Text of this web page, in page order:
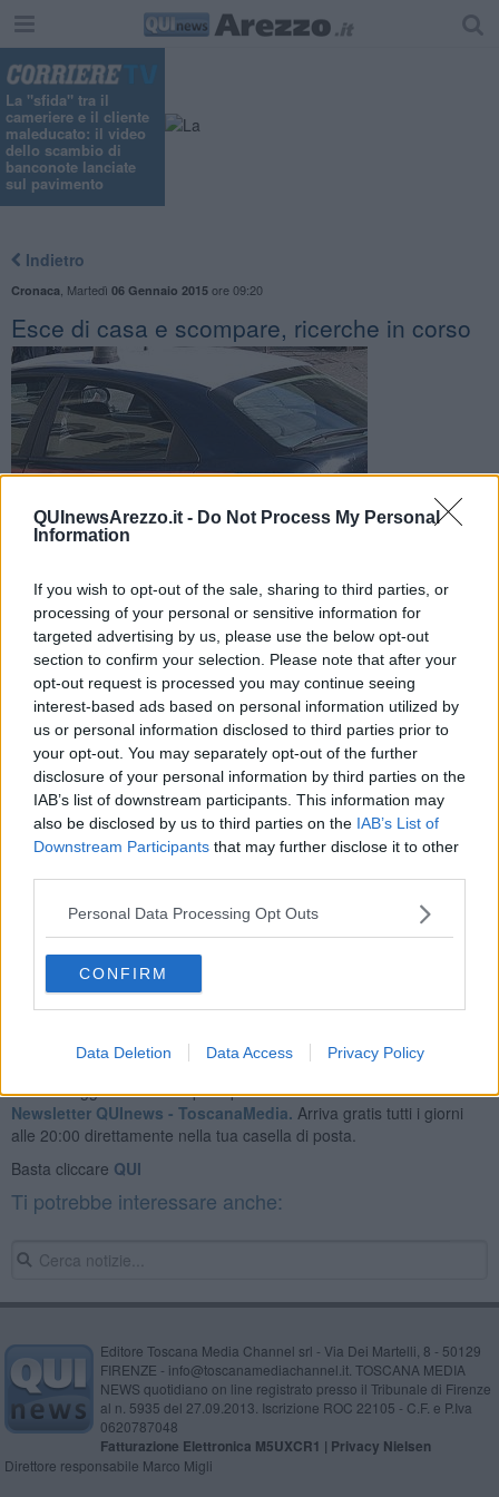
QUInewsArezzo.it - Do Not Process My Personal
Information
If you wish to opt-out of the sale, sharing to third parties, or
processing of your personal or sensitive information for
targeted advertising by us, please use the below opt-out
section to confirm your selection. Please note that after your
opt-out request is processed you may continue seeing
interest-based ads based on personal information utilized by
us or personal information disclosed to third parties prior to
your opt-out. You may separately opt-out of the further
disclosure of your personal information by third parties on the
IAB’s list of downstream participants. This information may
also be disclosed by us to third parties on the IAB’s List of
Downstream Participants that may further disclose it to other
Personal Data Processing Opt Outs
CONFIRM
Data Deletion Data Access Privacy Policy
La "sfida" tra il
cameriere e il cliente
maleducato: il video
dello scambio di
banconote lanciate
sul pavimento
Indietro
Cronaca Martedì 06 Gennaio 2015ore 09:20
Esce di casa e scompare, ricerche in corso
Un uomo di 78 anni, residente a Saint Pierre, Val d'Aosta, ma
originario di Arezzo è scomparso da casa da due giorni
AREZZO —Si chiama Umberto Bertini. Secondo quanto riferito,
'uomo, si trovava nel suo appartamentodi Arezzo quando,
intorno alle 17,30 domenica 4 gennaioèuscito di casamentre
la moglie si trovava in bagno,e non vi ha più fatto ritorno.
carabinieri, che si occupano del casodopo la denuncia della
Se vuoi leggere le notizie principali della Toscana iscriviti alla
Newsletter QUInews - ToscanaMedia. Arriva gratis tutti i giorni
alle 20:00 direttamente nella tua casella di posta.
Basta cliccare QUI
Ti potrebbe interessare anche:
Editore Toscana Media Channel srl - Via Dei Martelli, 8 - 50129
FIRENZE - info@toscanamediachannel.it. TOSCANA MEDIA
NEWS quotidiano on line registrato presso il Tribunale di Firenze
al n. 5935 del 27.09.2013. Iscrizione ROC 22105 - C.F. e P.Iva
0620787048
Fatturazione Elettronica M5UXCR1 | Privacy Nielsen
Direttore responsabile Marco Migli